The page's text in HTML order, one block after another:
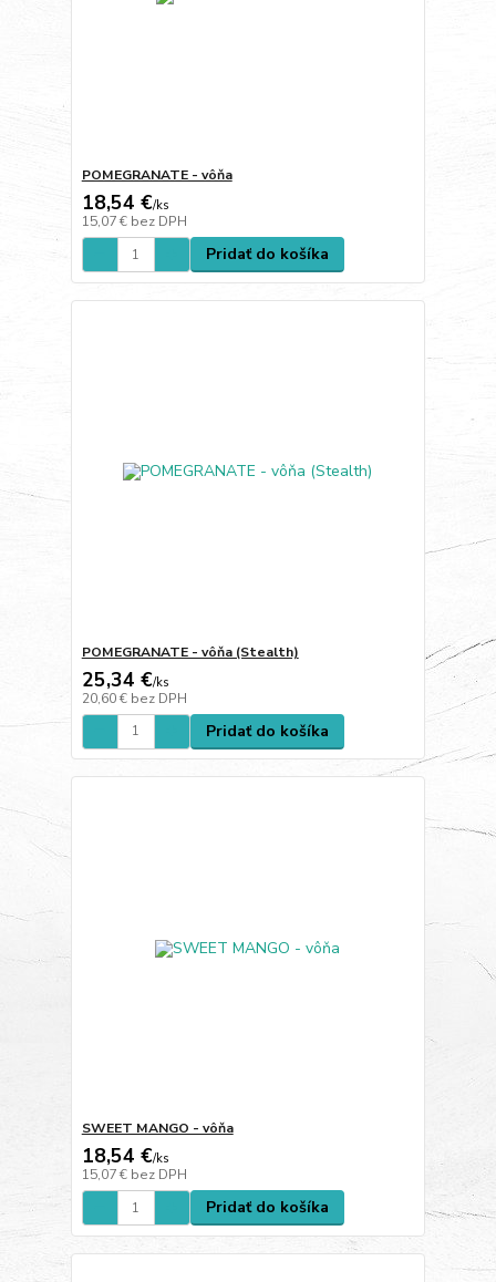
POMEGRANATE - vôňa
18,54 €/ks
15,07 € bez DPH
Pridať do košíka
POMEGRANATE - vôňa (Stealth)
25,34 €/ks
20,60 € bez DPH
Pridať do košíka
SWEET MANGO - vôňa
18,54 €/ks
15,07 € bez DPH
Pridať do košíka